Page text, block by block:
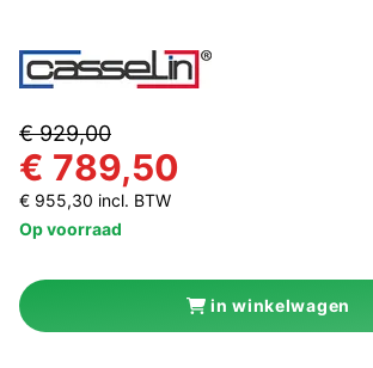
€ 929,00
€ 789,50
€ 955,30 incl. BTW
Op voorraad
in winkelwagen